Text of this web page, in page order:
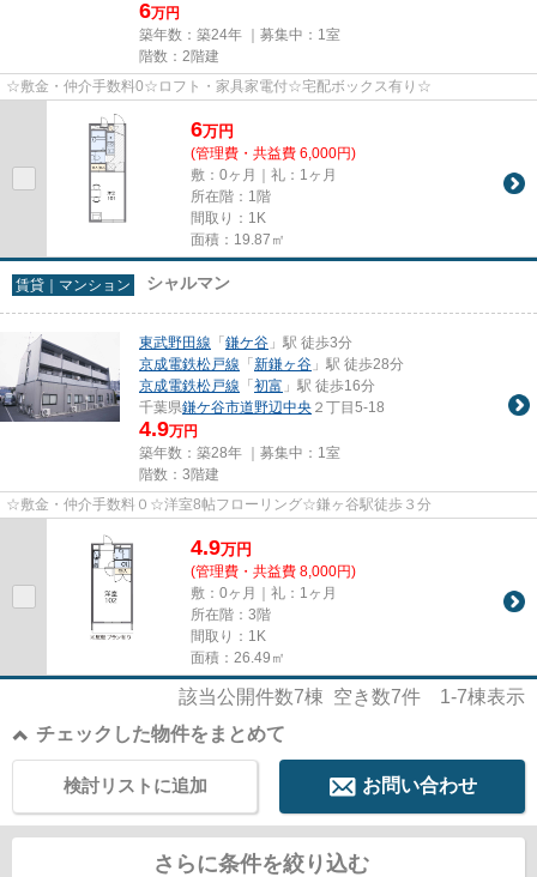
6万円
築年数：築24年 ｜募集中： 1室
階数：2階建
☆敷金・仲介手数料0☆ロフト・家具家電付☆宅配ボックス有り☆
6万円
(管理費・共益費 6,000円)
敷：0ヶ月｜礼：1ヶ月
所在階：1階
間取り：1K
面積：19.87㎡
賃貸｜マンション シャルマン
東武野田線 「 鎌ケ谷 」駅 徒歩3分
京成電鉄松戸線 「 新鎌ヶ谷 」駅 徒歩28分
京成電鉄松戸線 「 初富 」駅 徒歩16分
千葉県鎌ケ谷市道野辺中央 ２丁目5-18
4.9万円
築年数：築28年 ｜募集中： 1室
階数：3階建
☆敷金・仲介手数料０☆洋室8帖フローリング☆鎌ヶ谷駅徒歩３分
4.9万円
(管理費・共益費 8,000円)
敷：0ヶ月｜礼：1ヶ月
所在階：3階
間取り：1K
面積：26.49㎡
該当公開件数7棟 空き数7件 1-7棟表示
チェックした物件をまとめて
お問い合わせ
検討リストに追加
さらに条件を絞り込む